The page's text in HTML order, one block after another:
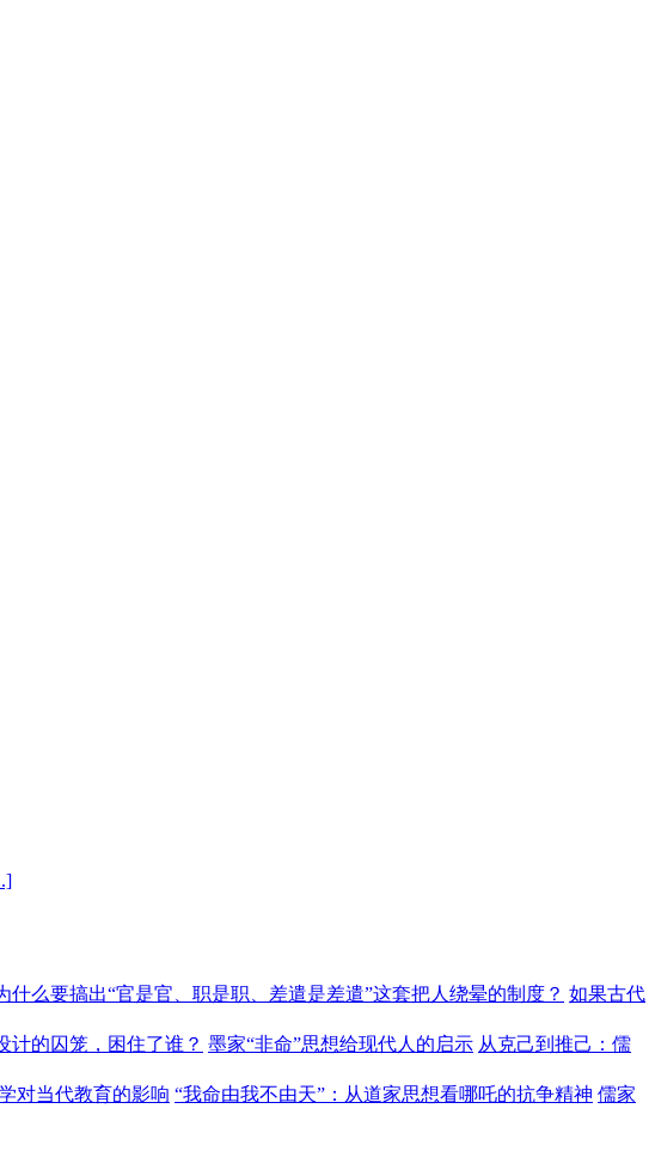
什么要搞出“官是官、职是职、差遣是差遣”这套把人绕晕的制度？ 如果古代
计的囚笼，困住了谁？ 墨家“非命”思想给现代人的启示 从克己到推己：儒
对当代教育的影响 “我命由我不由天”：从道家思想看哪吒的抗争精神 儒家